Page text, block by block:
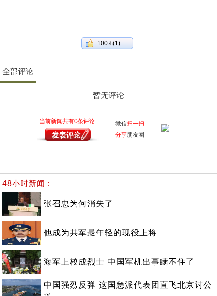
100%(1)
全部评论
暂无评论
当前新闻共有0条评论 微信扫一扫
分享朋友圈
48小时新闻：
张召忠为何消失了
他成为共军最年轻的现役上将
海军上校成烈士 中国军机出事瞒不住了
中国强烈反弹 这国急派代表团直飞北京讨公